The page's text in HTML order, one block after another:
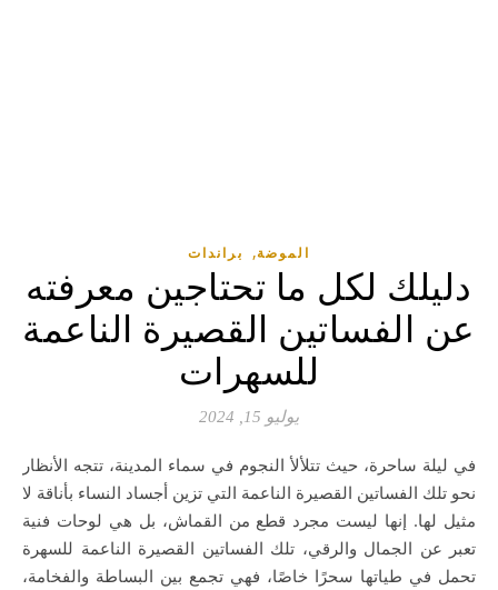
الموضة, براندات
دليلك لكل ما تحتاجين معرفته
عن الفساتين القصيرة الناعمة
للسهرات
يوليو 15, 2024
في ليلة ساحرة، حيث تتلألأ النجوم في سماء المدينة، تتجه الأنظار
نحو تلك الفساتين القصيرة الناعمة التي تزين أجساد النساء بأناقة لا
مثيل لها. إنها ليست مجرد قطع من القماش، بل هي لوحات فنية
تعبر عن الجمال والرقي، تلك الفساتين القصيرة الناعمة للسهرة
تحمل في طياتها سحرًا خاصًا، فهي تجمع بين البساطة والفخامة،